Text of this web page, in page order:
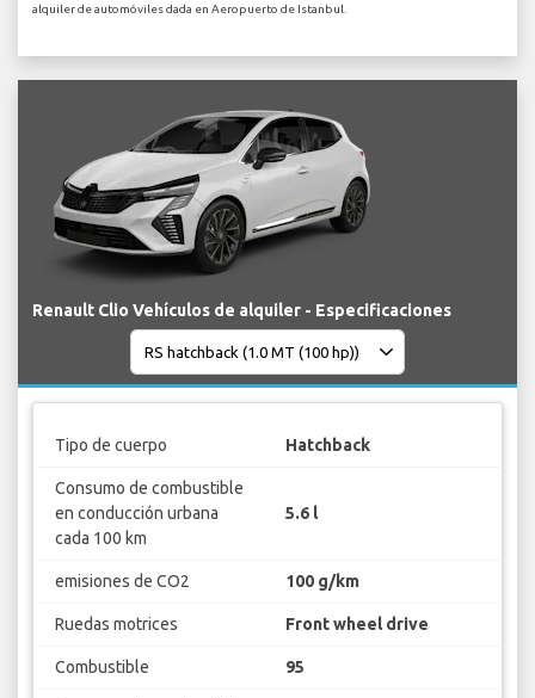
alquiler de automóviles dada en Aeropuerto de Istanbul.
Renault Clio Vehículos de alquiler - Especificaciones
Tipo de cuerpo Hatchback
Consumo de combustible
en conducción urbana
cada 100 km
5.6 l
emisiones de CO2 100 g/km
Ruedas motrices Front wheel drive
Combustible 95